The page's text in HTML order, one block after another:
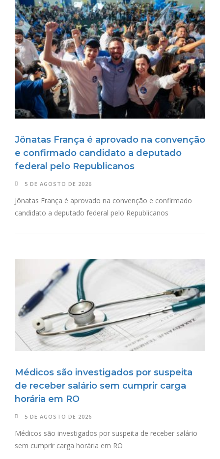
Jônatas França é aprovado na convenção
e confirmado candidato a deputado
federal pelo Republicanos
5 DE AGOSTO DE 2026
Jônatas França é aprovado na convenção e confirmado
candidato a deputado federal pelo Republicanos
Médicos são investigados por suspeita
de receber salário sem cumprir carga
horária em RO
5 DE AGOSTO DE 2026
Médicos são investigados por suspeita de receber salário
sem cumprir carga horária em RO